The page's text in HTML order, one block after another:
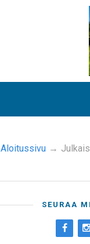
Aloitussivu →
SEURAA